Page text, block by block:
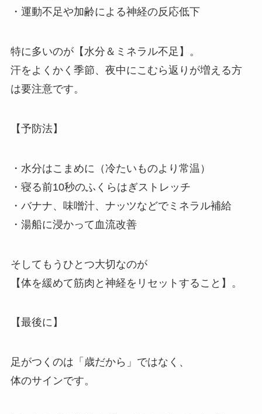
・運動不足や加齢による神経の反応低下
特に多いのが【水分＆ミネラル不足】。
汗をよくかく季節、夜中にこむら返りが増える方
は要注意です。
【予防法】
・水分はこまめに（冷たいものより常温）
・寝る前10秒のふくらはぎストレッチ
・バナナ、味噌汁、ナッツなどでミネラル補給
・湯船に浸かって血流改善
そしてもうひとつ大切なのが
【体を緩めて筋肉と神経をリセットすること】。
【最後に】
足がつくのは「歳だから」ではなく、
体のサインです。